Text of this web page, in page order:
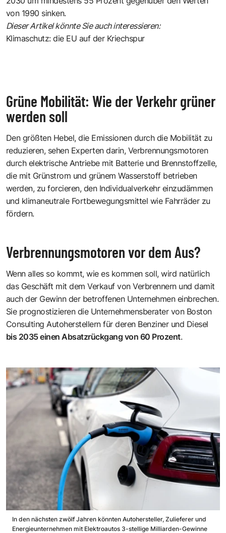
von 1990 sinken.
Dieser Artikel könnte Sie auch interessieren:
Klimaschutz: die EU auf der Kriechspur
Grüne Mobilität: Wie der Verkehr grüner
werden soll
Den größten Hebel, die Emissionen durch die Mobilität zu
reduzieren, sehen Experten darin, Verbrennungsmotoren
durch elektrische Antriebe mit Batterie und Brennstoffzelle,
die mit Grünstrom und grünem Wasserstoff betrieben
werden, zu forcieren, den Individualverkehr einzudämmen
und klimaneutrale Fortbewegungsmittel wie Fahrräder zu
fördern.
Verbrennungsmotoren vor dem Aus?
Wenn alles so kommt, wie es kommen soll, wird natürlich
das Geschäft mit dem Verkauf von Verbrennern und damit
auch der Gewinn der betroffenen Unternehmen einbrechen.
Sie prognostizieren die Unternehmensberater von Boston
Consulting Autoherstellern für deren Benziner und Diesel
bis 2035 einen Absatzrückgang von 60 Prozent.
In den nächsten zwölf Jahren könnten Autohersteller, Zulieferer und
Energieunternehmen mit Elektroautos 3-stellige Milliarden-Gewinne